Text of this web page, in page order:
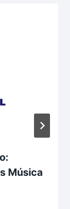
Música